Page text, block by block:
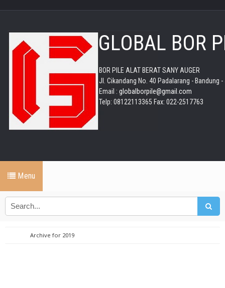
GLOBAL BOR
BOR PILE ALAT BERAT SANY AUGER
Jl. Cikandang No. 40 Padalarang - Bandung
Email : globalborpile@gmail.com
Telp: 08122113365 Fax: 022-2517763
Menu
Archive for 2019